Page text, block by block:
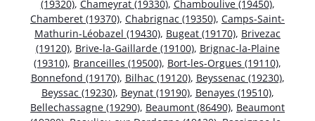
(19320), Chameyrat (19330), Chamboulive (19450),
Chamberet (19370), Chabrignac (19350), Camps-Saint-
Mathurin-Léobazel (19430), Bugeat (19170), Brivezac
(19120), Brive-la-Gaillarde (19100), Brignac-la-Plaine
(19310), Branceilles (19500), Bort-les-Orgues (19110),
Bonnefond (19170), Bilhac (19120), Beyssenac (19230),
Beyssac (19230), Beynat (19190), Benayes (19510),
Bellechassagne (19290), Beaumont (86490), Beaumont